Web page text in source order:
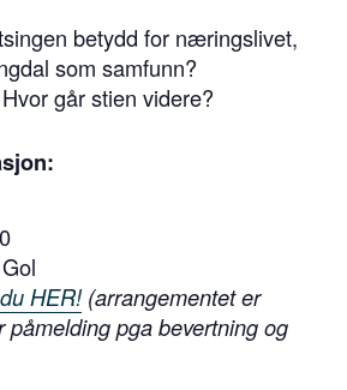
betydd for næringslivet,
som samfunn?
går stien videre?
HER!(arrangementet er
påmelding pga bevertning og